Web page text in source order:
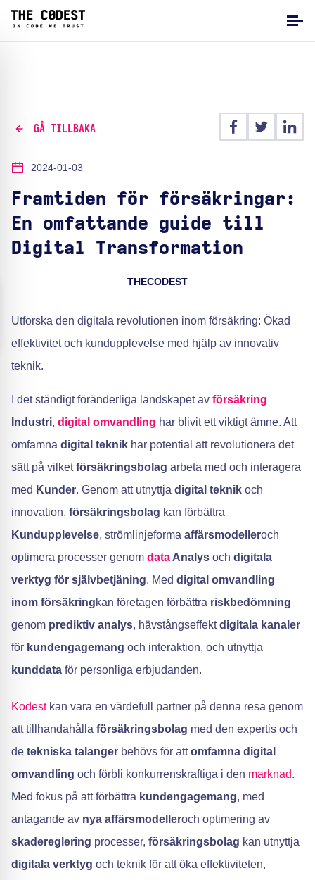
GÅ TILLBAKA
2024-01-03
Framtiden för försäkringar:
En omfattande guide till
Digital Transformation
THECODEST
Utforska den digitala revolutionen inom försäkring: Ökad
effektivitet och kundupplevelse med hjälp av innovativ
teknik.
I det ständigt föränderliga landskapet av försäkring
Industri, digital omvandling har blivit ett viktigt ämne. Att
omfamna digital teknik har potential att revolutionera det
sätt på vilketförsäkringsbolag arbeta med och interagera
med Kunder. Genom att utnyttja digital teknik och
innovation, försäkringsbolag kan förbättra
Kundupplevelse, strömlinjeforma affärsmodelleroch
optimera processer genom data Analys och digitala
verktyg för självbetjäning. Med digital omvandling
inom försäkringkan företagen förbättra riskbedömning
genom prediktiv analys, hävstångseffektdigitala kanaler
för kundengagemang och interaktion, och utnyttja
kunddata för personliga erbjudanden.
Kodestkan vara en värdefull partner på denna resa genom
att tillhandahålla försäkringsbolag med den expertis och
de tekniska talanger behövs för attomfamna digital
omvandling och förbli konkurrenskraftiga i den marknad.
Med fokus på att förbättra kundengagemang, med
antagande av nya affärsmodelleroch optimering av
skadereglering processer, försäkringsbolag kan utnyttja
digitala verktyg och teknik för att öka effektiviteten,